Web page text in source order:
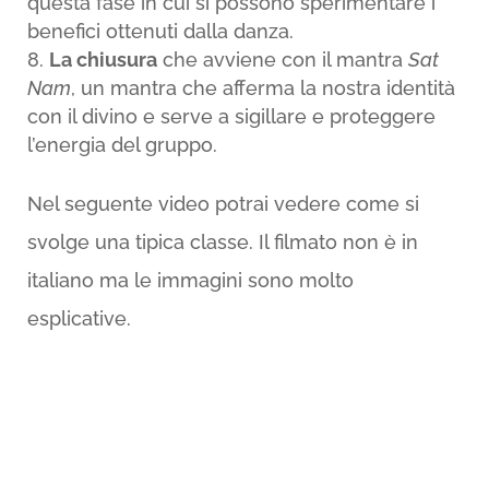
benefici ottenuti dalla danza.
La chiusurache avviene con il mantra Sat
Nam, un mantra che afferma la nostra identità
con il divino e serve a sigillare e proteggere
l’energia del gruppo.
Nel seguente video potrai vedere come si
svolge una tipica classe. Il filmato non è in
italiano ma le immagini sono molto
esplicative.